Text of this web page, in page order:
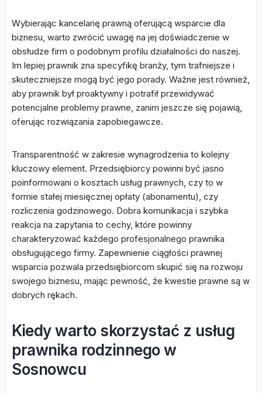
Wybierając kancelarię prawną oferującą wsparcie dla
biznesu, warto zwrócić uwagę na jej doświadczenie w
obsłudze firm o podobnym profilu działalności do naszej.
Im lepiej prawnik zna specyfikę branży, tym trafniejsze i
skuteczniejsze mogą być jego porady. Ważne jest również,
aby prawnik był proaktywny i potrafił przewidywać
potencjalne problemy prawne, zanim jeszcze się pojawią,
oferując rozwiązania zapobiegawcze.
Transparentność w zakresie wynagrodzenia to kolejny
kluczowy element. Przedsiębiorcy powinni być jasno
poinformowani o kosztach usług prawnych, czy to w
formie stałej miesięcznej opłaty (abonamentu), czy
rozliczenia godzinowego. Dobra komunikacja i szybka
reakcja na zapytania to cechy, które powinny
charakteryzować każdego profesjonalnego prawnika
obsługującego firmy. Zapewnienie ciągłości prawnej
wsparcia pozwala przedsiębiorcom skupić się na rozwoju
swojego biznesu, mając pewność, że kwestie prawne są w
dobrych rękach.
Kiedy warto skorzystać z usług
prawnika rodzinnego w
Sosnowcu